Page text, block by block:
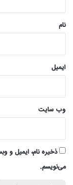
نام
ایمیل
وب‌ سایت
ذخیره نام، ایمیل و
می‌نویسم.